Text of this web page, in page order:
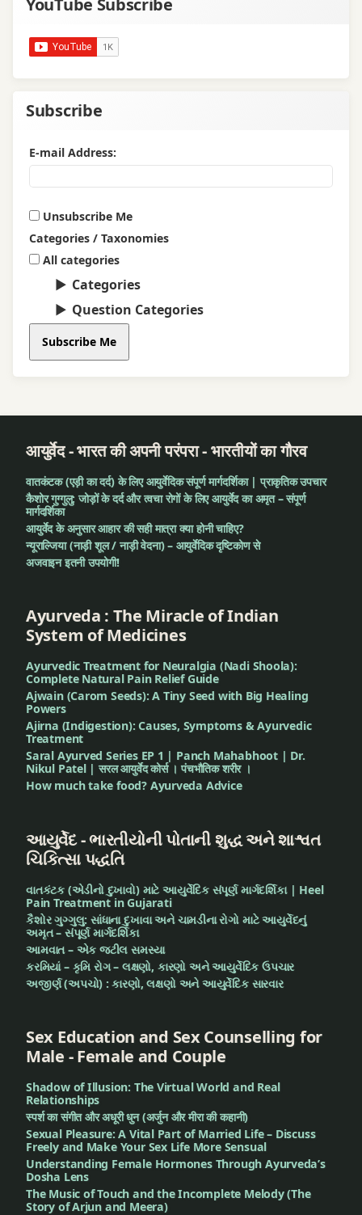
Subscribe
E-mail Address:
Unsubscribe Me
Categories / Taxonomies
All categories
Categories
Question Categories
Subscribe Me
आयुर्वेद - भारत की अपनी परंपरा - भारतीयों का गौरव
वातकंटक (एड़ी का दर्द) के लिए आयुर्वेदिक संपूर्ण मार्गदर्शिका | प्राकृतिक उपचार
कैशोर गुग्गुलु: जोड़ों के दर्द और त्वचा रोगों के लिए आयुर्वेद का अमृत – संपूर्ण
मार्गदर्शिका
आयुर्वेद के अनुसार आहार की सही मात्रा क्या होनी चाहिए?
न्यूराल्जिया (नाड़ी शूल / नाड़ी वेदना) – आयुर्वेदिक दृष्टिकोण से
अजवाइन इतनी उपयोगी!
Ayurveda : The Miracle of Indian
System of Medicines
Ayurvedic Treatment for Neuralgia (Nadi Shoola):
Complete Natural Pain Relief Guide
Ajwain (Carom Seeds): A Tiny Seed with Big Healing
Powers
Ajirna (Indigestion): Causes, Symptoms & Ayurvedic
Treatment
Saral Ayurved Series EP 1 | Panch Mahabhoot | Dr.
Nikul Patel | सरल आयुर्वेद कोर्स । पंचभौतिक शरीर ।
How much take food? Ayurveda Advice
આયુર્વેદ - ભારતીયોની પોતાની શુદ્ધ અને શાશ્વત
ચિકિત્સા પદ્ધતિ
વાતકંટક (એડીનો દુખાવો) માટે આયુર્વેદિક સંપૂર્ણ માર્ગદર્શિકા | Heel
Pain Treatment in Gujarati
કૈશોર ગુગ્ગુલુ: સાંધાના દુખાવા અને ચામડીના રોગો માટે આયુર્વેદનું
અમૃત – સંપૂર્ણ માર્ગદર્શિકા
આમવાત – એક જટીલ સમસ્યા
કરમિયાં – કૃમિ રોગ – લક્ષણો, કારણો અને આયુર્વેદિક ઉપચાર
અજીર્ણ (અપચો) : કારણો, લક્ષણો અને આયુર્વેદિક સારવાર
Sex Education and Sex Counselling for
Male - Female and Couple
Shadow of Illusion: The Virtual World and Real
Relationships
स्पर्श का संगीत और अधूरी धुन (अर्जुन और मीरा की कहानी)
Sexual Pleasure: A Vital Part of Married Life – Discuss
Freely and Make Your Sex Life More Sensual
Understanding Female Hormones Through Ayurveda’s
Dosha Lens
The Music of Touch and the Incomplete Melody (The
Story of Arjun and Meera)